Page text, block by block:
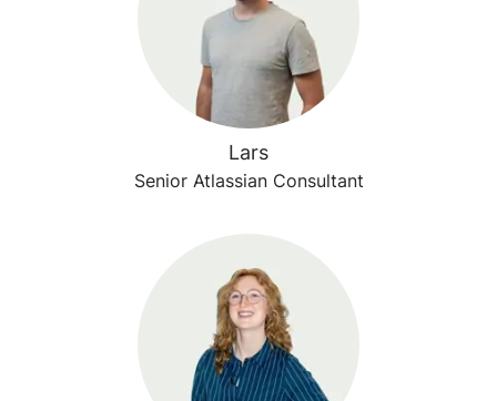
Lars
Senior Atlassian Consultant